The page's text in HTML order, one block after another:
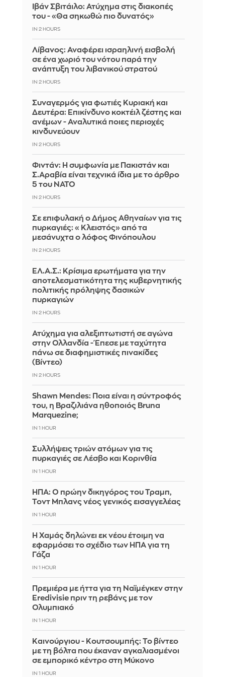
Ιβάν Σβιτάιλο: Ατύχημα στις διακοπές
του - «Θα σηκωθώ πιο δυνατός»
IN 2 HOURS
Λίβανος: Αναφέρει ισραηλινή εισβολή
σε ένα χωριό του νότου παρά την
ανάπτυξη του λιβανικού στρατού
IN 2 HOURS
Συναγερμός για φωτιές Κυριακή και
Δευτέρα: Επικίνδυνο κοκτέιλ ζέστης και
ανέμων - Αναλυτικά ποιες περιοχές
κινδυνεύουν
IN 2 HOURS
Φιντάν: Η συμφωνία με Πακιστάν και
Σ.Αραβία είναι τεχνικά ίδια με το άρθρο
5 του ΝΑΤΟ
IN 2 HOURS
Σε επιφυλακή ο Δήμος Αθηναίων για τις
πυρκαγιές: «Κλειστός» από τα
μεσάνυχτα ο λόφος Φινόπουλου
IN 2 HOURS
ΕΛ.Α.Σ.: Κρίσιμα ερωτήματα για την
αποτελεσματικότητα της κυβερνητικής
πολιτικής πρόληψης δασικών
πυρκαγιών
IN 2 HOURS
Ατύχημα για αλεξιπτωτιστή σε αγώνα
στην Ολλανδία - Έπεσε με ταχύτητα
πάνω σε διαφημιστικές πινακίδες
(Βίντεο)
IN 2 HOURS
Shawn Mendes: Ποια είναι η σύντροφός
του, η Βραζιλιάνα ηθοποιός Bruna
Marquezine;
IN 1 HOUR
Συλλήψεις τριών ατόμων για τις
πυρκαγιές σε Λέσβο και Κορινθία
IN 1 HOUR
ΗΠΑ: Ο πρώην δικηγόρος του Τραμπ,
Τοντ Μπλανς νέος γενικός εισαγγελέας
IN 1 HOUR
Η Χαμάς δηλώνει εκ νέου έτοιμη να
εφαρμόσει το σχέδιο των ΗΠΑ για τη
Γάζα
IN 1 HOUR
Πρεμιέρα με ήττα για τη Ναϊμέγκεν στην
Eredivisie πριν τη ρεβάνς με τον
Ολυμπιακό
IN 1 HOUR
Καινούργιου - Κουτσουμπής: Το βίντεο
με τη βόλτα που έκαναν αγκαλιασμένοι
σε εμπορικό κέντρο στη Μύκονο
IN 1 HOUR